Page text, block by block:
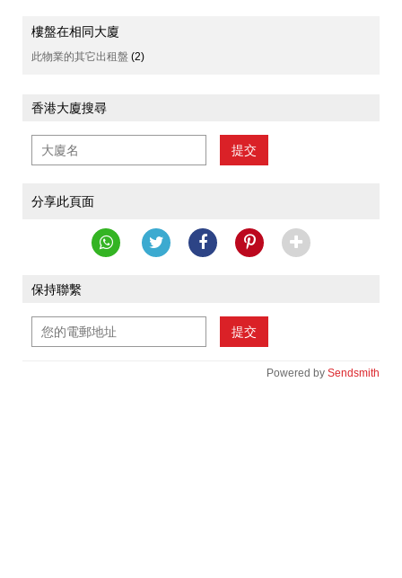
樓盤在相同大廈
此物業的其它出租盤 (2)
香港大廈搜尋
提交
分享此頁面
保持聯繫
提交
Powered by Sendsmith